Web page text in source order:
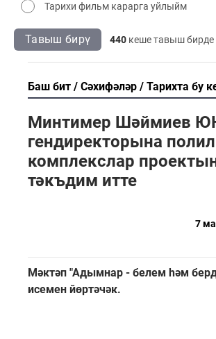
Тарихи фильм карарга уйлыйм
Тавыш бирү 440 кеше тавыш бирде
Баш бит Сәхифәләр Тарихта бу
Минтимер Шәймиев
гендиректорына
комплекслар
тәкъдим итте
7
Мәктәп "Адымнар - белем һәм
исемен йөртәчәк.